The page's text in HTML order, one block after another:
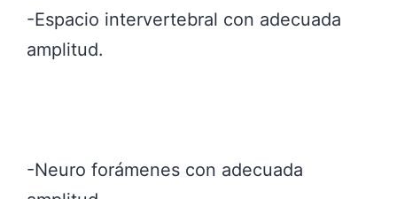
-Espacio intervertebral con adecuada
amplitud.
-Neuro forámenes con adecuada